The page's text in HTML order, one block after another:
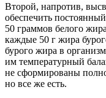
Второй, напротив,
обеспечить
50 граммов белого
каждые 50 г жира
бурого жира в
им температурный
не сформированы
но все же есть.